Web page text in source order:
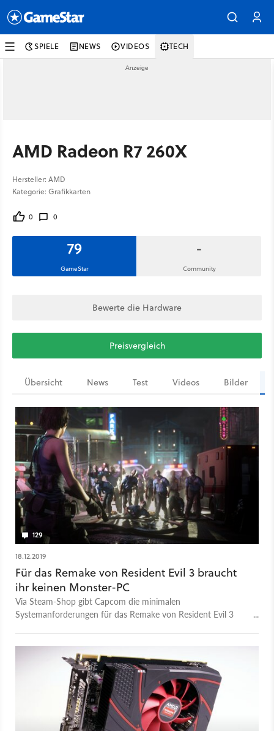
SPIELE NEWS VIDEOS TECH
AMD Radeon R7 260X
Hersteller: AMD
Kategorie: Grafikkarten
0 0
79
GameStar
-
Community
Bewerte die Hardware
Preisvergleich
Übersicht News Test Videos Bilder
129
18.12.2019
Für das Remake von Resident Evil 3 braucht
ihr keinen Monster-PC
Via Steam-Shop gibt Capcom die minimalen
Systemanforderungen für das Remake von Resident Evil 3